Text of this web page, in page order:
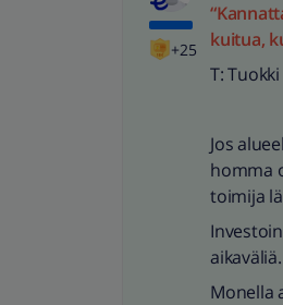
+25
kuitua,
T: Tuokki
Jos
homma
toimija
aikaväliä.
Monella